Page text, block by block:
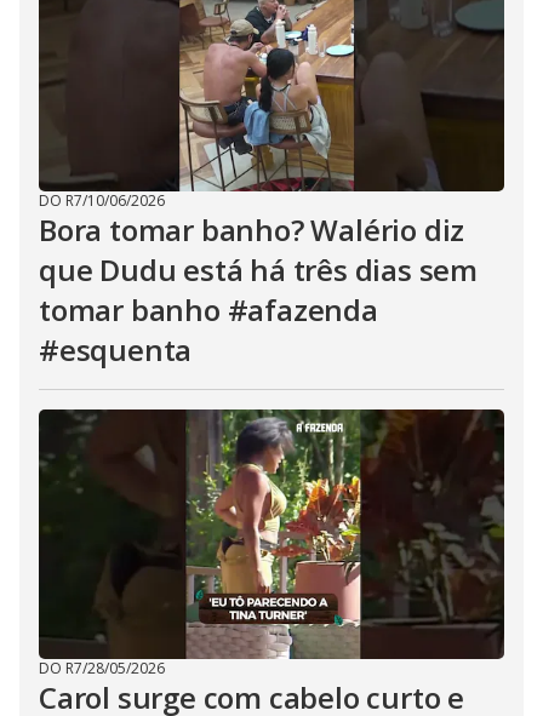
DO R7/10/06/2026
Bora tomar banho? Walério diz
que Dudu está há três dias sem
tomar banho #afazenda
#esquenta
DO R7/28/05/2026
Carol surge com cabelo curto e